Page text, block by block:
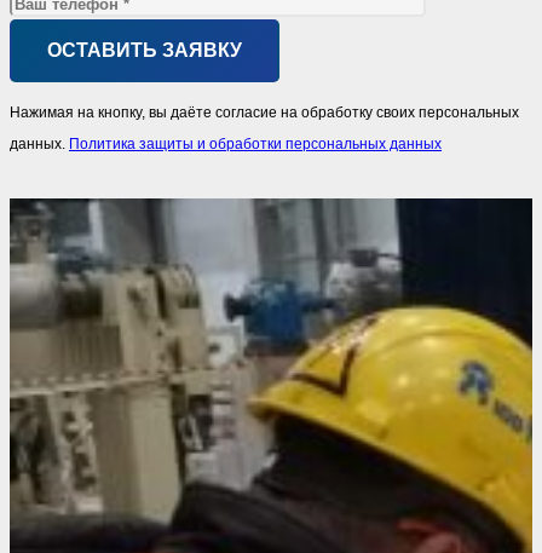
Нажимая на кнопку, вы даёте согласие на обработку своих персональных
данных. Политика защиты и обработки персональных данных